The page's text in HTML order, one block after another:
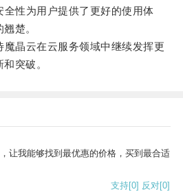
性为用户提供了更好的使用体
楚。
晶云在云服务领域中继续发挥更
突破。
让我能够找到最优惠的价格，买到最合适
支持[0] 反对[0]